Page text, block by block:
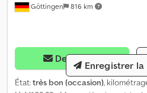
Göttingen 816 km
Demander
État:très bon (occasion),
Enregistrer